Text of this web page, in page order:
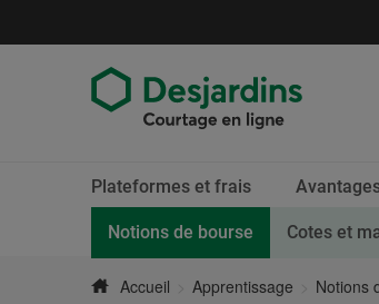
directement
Plateformes et frais
Page courante.
Notions de bourse Cotes et
Fin
du
menu
Accueil Apprentissage Notions